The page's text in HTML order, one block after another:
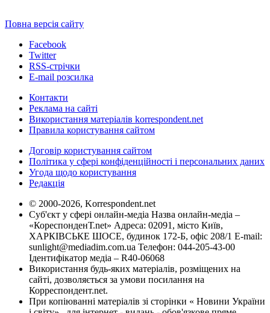
Повна версія сайту
Facebook
Twitter
RSS-стрічки
E-mail розсилка
Контакти
Реклама на сайті
Використання матеріалів korrespondent.net
Правила користування сайтом
Договір користування сайтом
Політика у сфері конфіденційності і персональних даних
Угода щодо користування
Редакція
© 2000-2026, Korrespondent.net
Суб'єкт у сфері онлайн-медіа Назва онлайн-медіа –
«КореспонденТ.net» Адреса: 02091, місто Київ,
ХАРКІВСЬКЕ ШОСЕ, будинок 172-Б, офіс 208/1 E-mail:
sunlight@mediadim.com.ua Телефон: 044-205-43-00
Ідентифікатор медіа – R40-06068
Використання будь-яких матеріалів, розміщених на
сайті, дозволяється за умови посилання на
Корреспондент.net.
При копіюванні матеріалів зі сторінки « Новини України